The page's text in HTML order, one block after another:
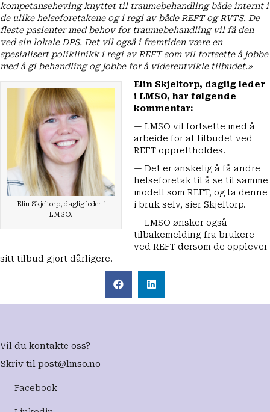
kompetanseheving knyttet til traumebehandling både internt i
de ulike helseforetakene og i regi av både REFT og RVTS. De
fleste pasienter med behov for traumebehandling vil få den
ved sin lokale DPS. Det vil også i fremtiden være en
spesialisert poliklinikk i regi av REFT som vil fortsette å jobbe
med å gi behandling og jobbe for å videreutvikle tilbudet.»
Elin Skjeltorp, daglig leder i
LMSO.
Elin Skjeltorp, daglig leder
i LMSO, har følgende
kommentar:
— LMSO vil fortsette med å
arbeide for at tilbudet ved
REFT opprettholdes.
— Det er ønskelig å få andre
helseforetak til å se til samme
modell som REFT, og ta denne
i bruk selv, sier Skjeltorp.
— LMSO ønsker også
tilbakemelding fra brukere
ved REFT dersom de opplever
sitt tilbud gjort dårligere.
Vil du kontakte oss?
Skriv til post@lmso.no
Facebook